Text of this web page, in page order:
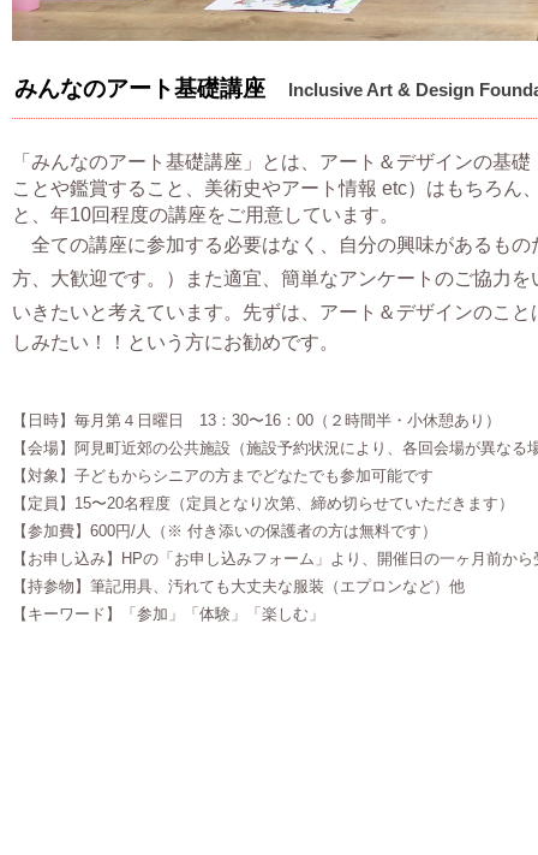
みんなのアート基礎講座 Inclusive Art & Design
「みんなのアート基礎講座」とは、アート＆デザインの基
ことや鑑賞すること、美術史やアート情報 etc）はもちろ
と、年10回程度の講座をご用意しています。
全ての講座に参加する必要はなく、自分の興味があるも
方、大歓迎です。）また適宜、簡単なアンケートのご協力
いきたいと考えています。 先ずは、アート＆デザインのこ
しみたい！！という方にお勧めです。
【日時】毎月第４日曜日 13：30〜16：00（２時間半・小休憩あり）
【会場】阿見町近郊の公共施設（施設予約状況により、各回会場が異なる
【対象】子どもからシニアの方までどなたでも参加可能です
【定員】15〜20名程度（定員となり次第、締め切らせていただきます）
【参加費】600円/人（※ 付き添いの保護者の方は無料です）
【お申し込み】HPの「お申し込みフォーム」より、開催日の一ヶ月前か
【持参物】筆記用具、汚れても大丈夫な服装（エプロンなど）他
【キーワード】「参加」「体験」「楽しむ」